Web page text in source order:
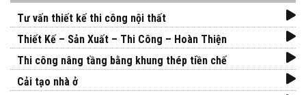
Tư vấn thiết kế thi công nội thất
Thiết Kế – Sản Xuất – Thi Công – Hoàn Thiện
Thi công nâng tầng bằng khung thép tiền chế
Cải tạo nhà ở